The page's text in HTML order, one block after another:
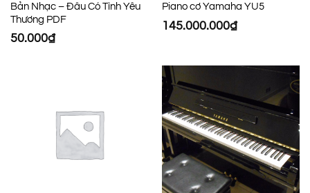
Bản Nhạc – Đâu Có Tình Yêu
Thương PDF
50.000₫
Piano cơ Yamaha YU5
145.000.000₫